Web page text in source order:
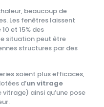
beaucoup de
Les fenêtres laissent
et 15% des
situation peut être
structures par des
soient plus efficaces,
d’un vitrage
ainsi qu’une pose